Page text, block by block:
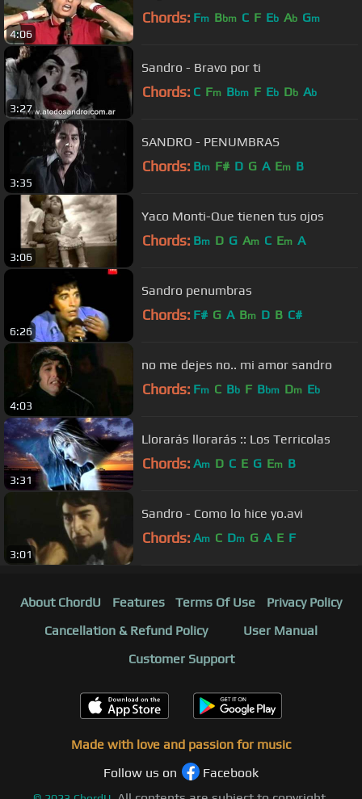
4:06
Chords: Fm Bbm C F Eb Ab Gm
3:27
Sandro - Bravo por ti
Chords: C Fm Bbm F Eb Db Ab
3:35
SANDRO - PENUMBRAS
Chords: Bm F# D G A Em B
3:06
Yaco Monti-Que tienen tus ojos
Chords: Bm D G Am C Em A
6:26
Sandro penumbras
Chords: F# G A Bm D B C#
4:03
no me dejes no.. mi amor sandro
Chords: Fm C Bb F Bbm Dm Eb
3:31
Llorarás llorarás :: Los Terricolas
Chords: Am D C E G Em B
3:01
Sandro - Como lo hice yo.avi
Chords: Am C Dm G A E F
About ChordU Features Terms Of Use
Privacy Policy
Cancellation & Refund Policy
User Manual
Customer Support
Made with love and passion for music
Follow us on
Facebook